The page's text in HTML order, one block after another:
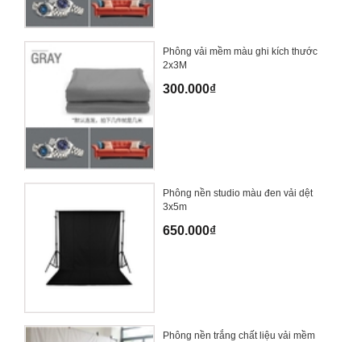
Phông vải mềm màu ghi kích thước
2x3M
300.000₫
Phông nền studio màu đen vải dệt
3x5m
650.000₫
Phông nền trắng chất liệu vải mềm